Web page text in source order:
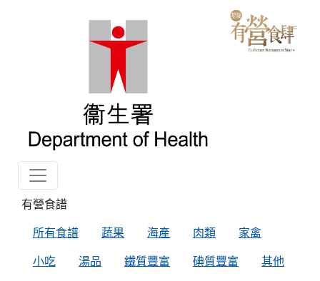
有營食譜
所有食譜
蔬果 海產 肉類
家禽
小吃
湯品 鐵質豐富 碘質豐富 其他